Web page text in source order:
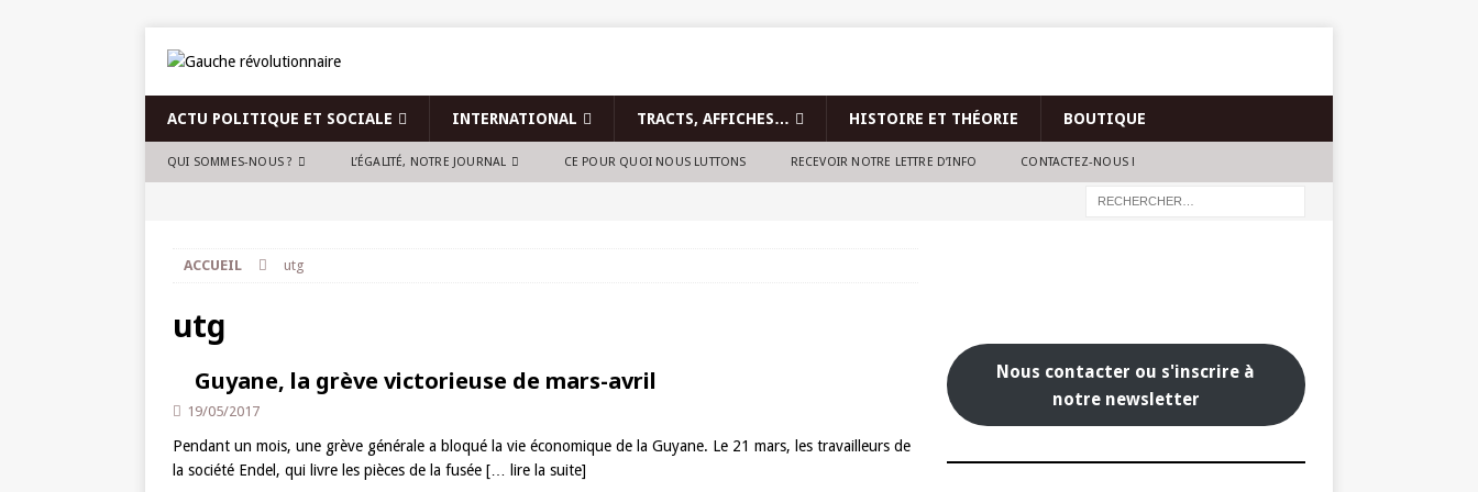
ACTU POLITIQUE ET SOCIALE INTERNATIONAL TRACTS, AFFICHES… HISTOIRE ET THÉORIE BOUTIQUE
QUI SOMMES-NOUS ? L’ÉGALITÉ, NOTRE JOURNAL CE POUR QUOI NOUS LUTTONS RECEVOIR NOTRE LETTRE D’INFO CONTACTEZ-NOUS !
ACCUEIL utg
utg
Guyane, la grève victorieuse de mars-avril
19/05/2017
Pendant un mois, une grève générale a bloqué la vie économique de la Guyane. Le 21 mars, les travailleurs de
la société Endel, qui livre les pièces de la fusée [… lire la suite]
Nous contacter ou s'inscrire à
notre newsletter